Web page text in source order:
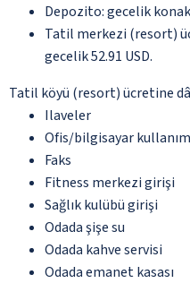
Depozito: gecelik
Tatil merkezi (resort)
gecelik 52.91 USD.
Tatil köyü (resort) ücretine
Ilaveler
Ofis/bilgisayar
Faks
Fitness merkezi girişi
Sağlık kulübü girişi
Odada şişe su
Odada kahve servisi
Odada emanet kasası